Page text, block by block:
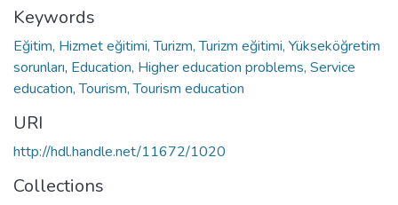
Keywords
Eğitim, Hizmet eğitimi, Turizm, Turizm eğitimi, Yükseköğretim
sorunları, Education, Higher education problems, Service
education, Tourism, Tourism education
URI
http://hdl.handle.net/11672/1020
Collections